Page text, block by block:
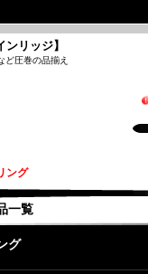
リッジ】
ど圧巻の品揃え
ング
一覧
グ